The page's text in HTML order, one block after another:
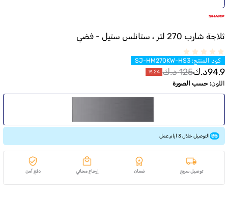
ثلاجة شارب 270 لتر ، ستانلس ستيل - فضي
كود المنتج:
SJ-HM270KW-HS3
94.9د.ك125 د.ك 24
%
اللون: حسب الصورة
التوصيل خلال 3 ايام عمل
توصيل سريع ضمان إرجاع مجاني دفع آمن